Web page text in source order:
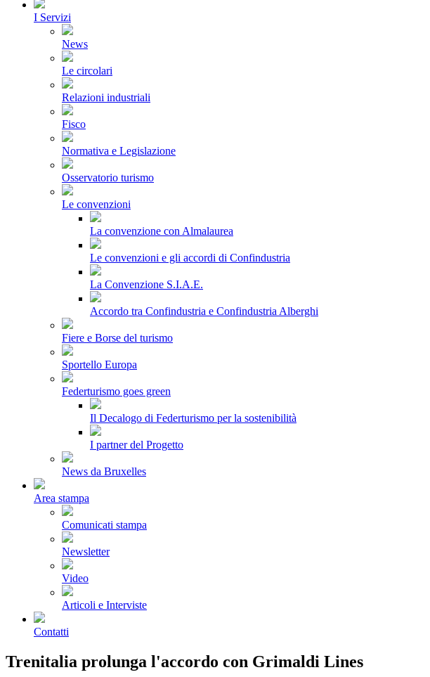
I Servizi
News
Le circolari
Relazioni industriali
Fisco
Normativa e Legislazione
Osservatorio turismo
Le convenzioni
La convenzione con Almalaurea
Le convenzioni e gli accordi di Confindustria
La Convenzione S.I.A.E.
Accordo tra Confindustria e Confindustria Alberghi
Fiere e Borse del turismo
Sportello Europa
Federturismo goes green
Il Decalogo di Federturismo per la sostenibilità
I partner del Progetto
News da Bruxelles
Area stampa
Comunicati stampa
Newsletter
Video
Articoli e Interviste
Contatti
Trenitalia prolunga l'accordo con Grimaldi Lines